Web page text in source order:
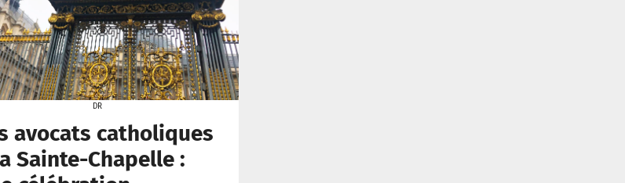
DR
avocats catholiques
Sainte-Chapelle :